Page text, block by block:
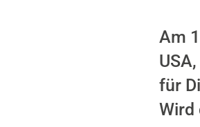
Am
für
Wird